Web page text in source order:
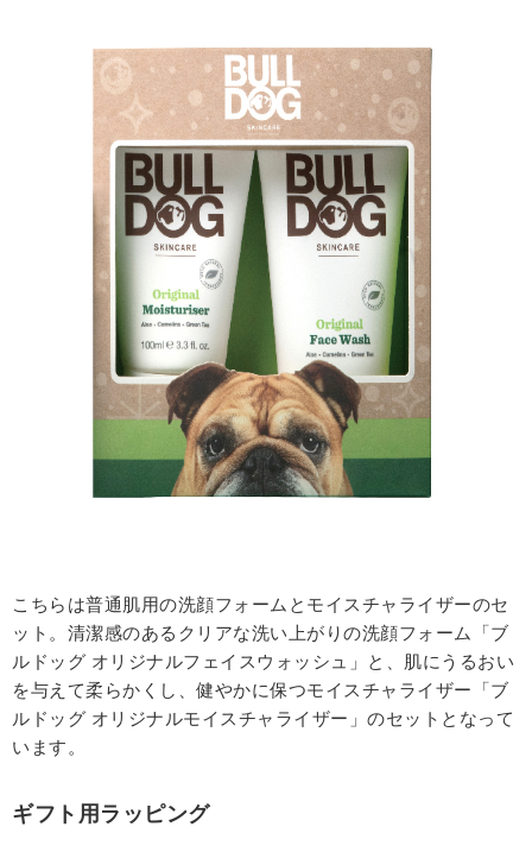
こちらは普通肌用の洗顔フォームとモイスチャライザーのセ
ット。清潔感のあるクリアな洗い上がりの洗顔フォーム「ブ
ルドッグ オリジナルフェイスウォッシュ」と、肌にうるおい
を与えて柔らかくし、健やかに保つモイスチャライザー「ブ
ルドッグ オリジナルモイスチャライザー」のセットとなって
います。
ギフト用ラッピング